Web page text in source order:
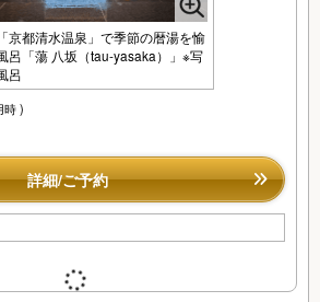
京都清水温泉」で季節の暦湯を愉
呂「蕩 八坂（tau-yasaka）」※写
呂
時 )
詳細/ご予約